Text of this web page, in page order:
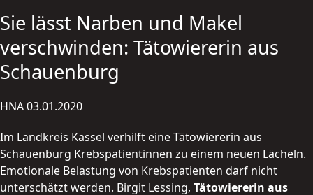
Sie lässt Narben und Makel
verschwinden: Tätowiererin aus
Schauenburg
HNA 03.01.2020
Im Landkreis Kassel verhilft eine Tätowiererin aus
Schauenburg Krebspatientinnen zu einem neuen Lächeln.
Emotionale Belastung von Krebspatienten darf nicht
unterschätzt werden. Birgit Lessing, Tätowiererin aus